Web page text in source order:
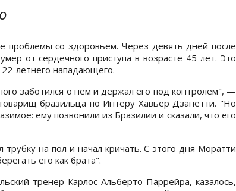
проблемы со здоровьем. Через девять дней после
от сердечного приступа в возрасте 45 лет. Это
летнего нападающего.
заботился о нем и держал его под контролем", —
бразильца по Интеру Хавьер Дзанетти. "Но
ему позвонили из Бразилии и сказали, что его
трубку на пол и начал кричать. С этого дня Моратти
его как брата".
тренер Карлос Альберто Паррейра, казалось,